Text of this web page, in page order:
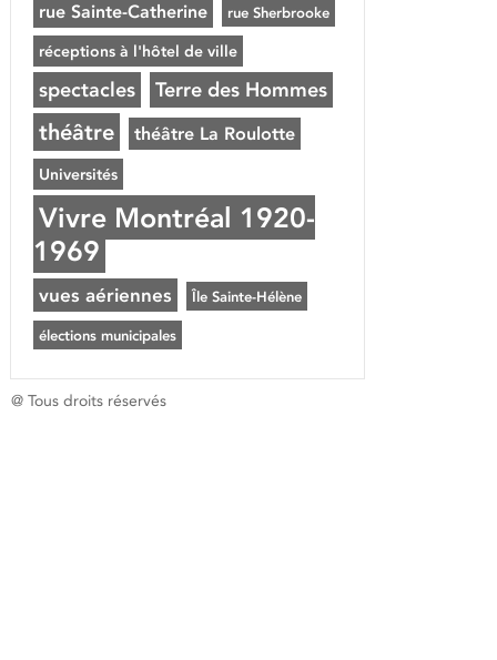
rue Sainte-Catherine rue Sherbrooke
réceptions à l'hôtel de ville
spectacles Terre des Hommes
théâtre théâtre La Roulotte
Universités
Vivre Montréal 1920-
1969
vues aériennes Île Sainte-Hélène
élections municipales
@ Tous droits réservés